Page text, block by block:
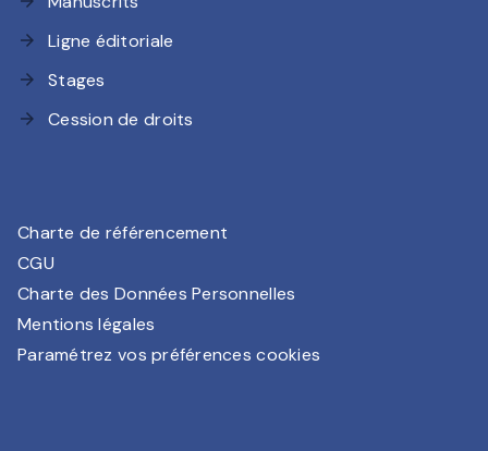
arrow_forward Ligne éditoriale
arrow_forward Stages
arrow_forward Cession de droits
Charte de référencement
CGU
Charte des Données Personnelles
Mentions légales
Paramétrez vos préférences cookies